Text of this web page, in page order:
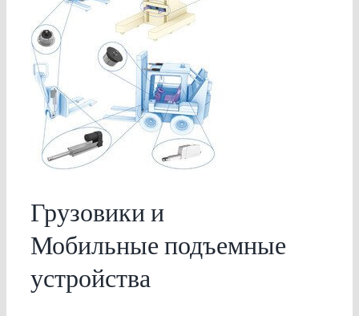
Грузовики и
Мобильные подъемные
устройства